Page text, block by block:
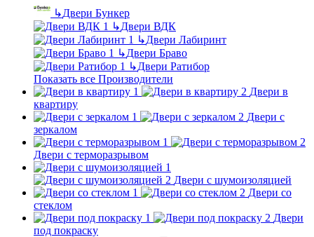
↳Двери Бункер
↳Двери ВДК
↳Двери Лабиринт
↳Двери Браво
↳Двери Ратибор
Показать все Производители
Двери в
квартиру
Двери с
зеркалом
Двери с терморазрывом
Двери с шумоизоляцией
Двери со
стеклом
Двери
под покраску